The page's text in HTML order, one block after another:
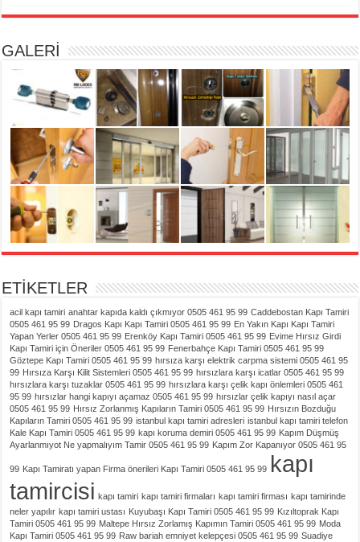
GALERİ
ETİKETLER
acil kapı tamiri anahtar kapıda kaldı çıkmıyor 0505 461 95 99 Caddebostan Kapı Tamiri
0505 461 95 99 Dragos Kapı Kapı Tamiri 0505 461 95 99 En Yakın Kapı Kapı Tamiri
Yapan Yerler 0505 461 95 99 Erenköy Kapı Tamiri 0505 461 95 99 Evime Hırsız Girdi
Kapı Tamiri için Öneriler 0505 461 95 99 Fenerbahçe Kapı Tamiri 0505 461 95 99
Göztepe Kapı Tamiri 0505 461 95 99 hırsıza karşı elektrik carpma sistemi 0505 461 95
99 Hırsıza Karşı Kilit Sistemleri 0505 461 95 99 hırsızlara karşı icatlar 0505 461 95 99
hırsızlara karşı tuzaklar 0505 461 95 99 hırsızlara karşı çelik kapı önlemleri 0505 461
95 99 hırsızlar hangi kapıyı açamaz 0505 461 95 99 hırsızlar çelik kapıyı nasıl açar
0505 461 95 99 Hırsız Zorlanmış Kapıların Tamiri 0505 461 95 99 Hırsızın Bozduğu
Kapıların Tamiri 0505 461 95 99 istanbul kapı tamiri adresleri istanbul kapı tamiri telefon
Kale Kapı Tamiri 0505 461 95 99 kapı koruma demiri 0505 461 95 99 Kapım Düşmüş
Ayarlanmıyot Ne yapmalıyım Tamir 0505 461 95 99 Kapım Zor Kapanıyor 0505 461 95
99 Kapı Tamiratı yapan Firma önerileri Kapı Tamiri 0505 461 95 99 kapı
tamircisi kapı tamiri kapı tamiri firmaları kapı tamiri firması kapı tamirinde
neler yapılır kapı tamiri ustası Kuyubaşı Kapı Tamiri 0505 461 95 99 Kızıltoprak Kapı
Tamiri 0505 461 95 99 Maltepe Hırsız Zorlamış Kapımın Tamiri 0505 461 95 99 Moda
Kapı Tamiri 0505 461 95 99 Raw bariah emniyet kelepçesi 0505 461 95 99 Suadiye